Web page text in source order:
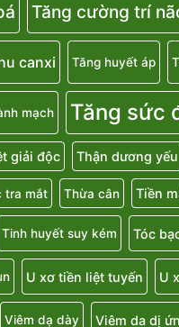
Tăng cường trí
canxi Tăng huyết áp
mạch Tăng sức
giải độc Thận dương yếu
tra mắt Thừa cân Tiền
Tinh huyết suy kém Tóc
U xơ tiền liệt tuyến U
Viêm dạ dày Viêm da dị